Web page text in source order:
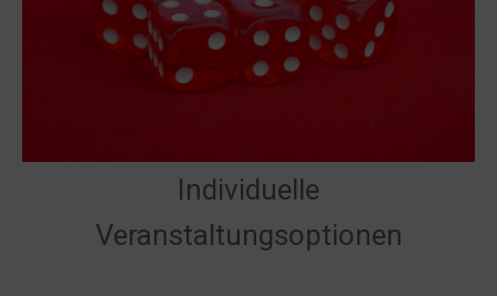
Individuelle
Veranstaltungsoptionen